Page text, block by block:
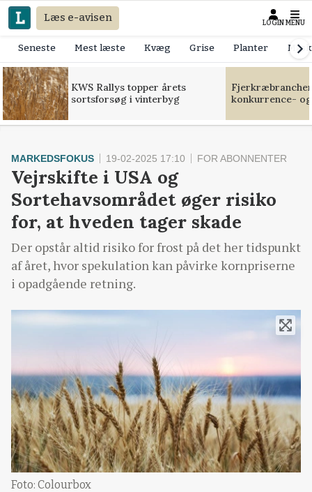
Læs e-avisen LOGIN MENU
Seneste Mest læste Kvæg Grise Planter
KWS Rallys topper årets
sortsforsøg i vinterbyg
konkurrence-
MARKEDSFOKUS 19-02-2025 17:10 FOR ABONNENTER
Vejrskifte i USA og
Sortehavsområdet øger risiko
for, at hveden tager skade
Der opstår altid risiko for frost på det her tidspunkt
af året, hvor spekulation kan påvirke kornpriserne
i opadgående retning.
Foto: Colourbox